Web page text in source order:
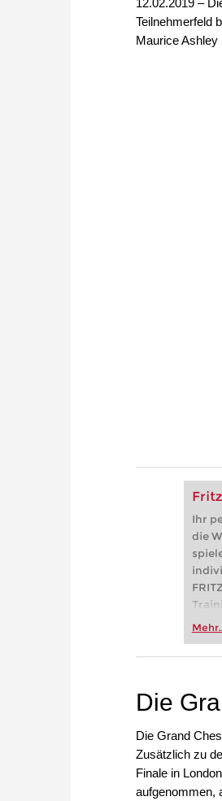
Teilnehmerfeld
Maurice Ashley
Ihr
die
Die
Die Grand
Zusätzlich zu
Finale in
aufgenommen,